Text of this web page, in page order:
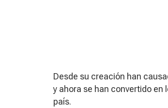
Desde su creación han
y ahora se han convertido
país.